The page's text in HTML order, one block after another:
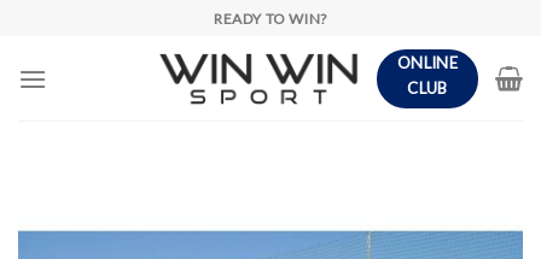
content
READY TO WIN?
ONLINE
CLUB